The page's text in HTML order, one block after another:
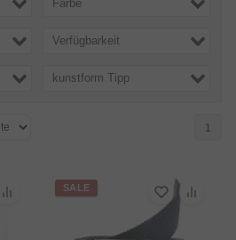
Farbe
Verfügbarkeit
kunstform Tipp
1
SALE